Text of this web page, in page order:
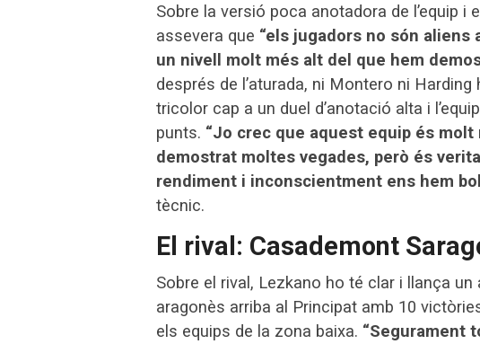
Sobre la versió poca anotadora de l’equip
assevera que “els jugadors no són aliens
un nivell molt més alt del que hem
després de l’aturada, ni Montero ni
tricolor cap a un duel d’anotació alta i
punts. “Jo crec que aquest equip és molt
demostrat moltes vegades, però és
rendiment i inconscientment ens hem
tècnic.
El rival: Casademont
Sobre el rival, Lezkano ho té clar i llança un
aragonès arriba al Principat amb 10
els equips de la zona baixa. “Segurament